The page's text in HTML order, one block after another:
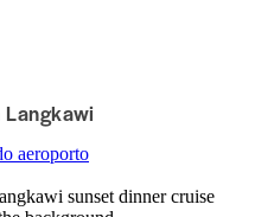
aeroporto
sunset dinner cruise